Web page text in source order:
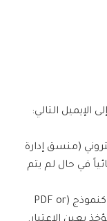
الإيميل التالي:
(منسق إدارة
في حال لم يتم
علماً بأن السير الذاتية يجب أن تكون حصرياً كنموذج (PDF or